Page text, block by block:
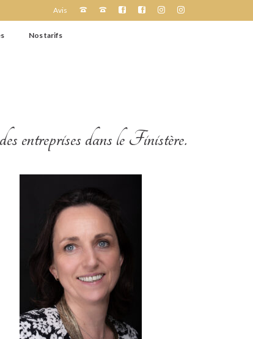
Avis
Nos tarifs
entreprises dans le Finistère.